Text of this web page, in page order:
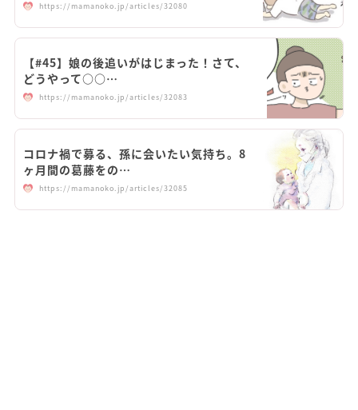
https://mamanoko.jp/articles/32080
【#45】娘の後追いがはじまった！さて、
どうやって○○…
https://mamanoko.jp/articles/32083
コロナ禍で募る、孫に会いたい気持ち。8
ヶ月間の葛藤をの…
https://mamanoko.jp/articles/32085